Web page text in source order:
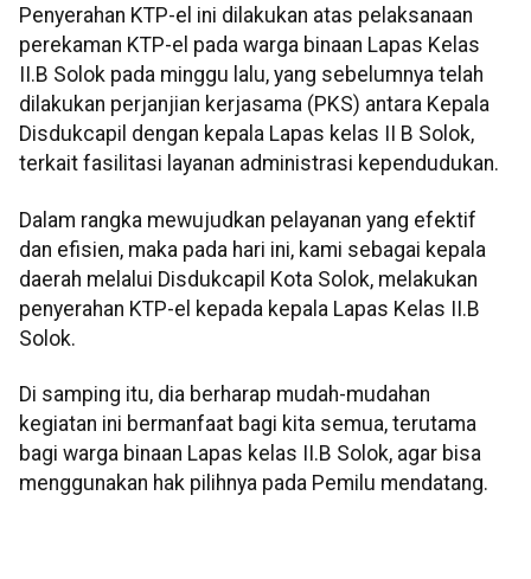
Penyerahan KTP-el ini dilakukan atas pelaksanaan
perekaman KTP-el pada warga binaan Lapas Kelas
II.B Solok pada minggu lalu, yang sebelumnya telah
dilakukan perjanjian kerjasama (PKS) antara Kepala
Disdukcapil dengan kepala Lapas kelas II B Solok,
terkait fasilitasi layanan administrasi kependudukan.
Dalam rangka mewujudkan pelayanan yang efektif
dan efisien, maka pada hari ini, kami sebagai kepala
daerah melalui Disdukcapil Kota Solok, melakukan
penyerahan KTP-el kepada kepala Lapas Kelas II.B
Solok.
Di samping itu, dia berharap mudah-mudahan
kegiatan ini bermanfaat bagi kita semua, terutama
bagi warga binaan Lapas kelas II.B Solok, agar bisa
menggunakan hak pilihnya pada Pemilu mendatang.